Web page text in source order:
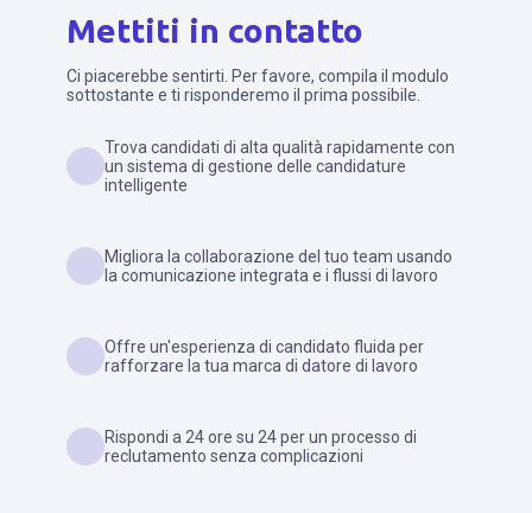
Mettiti in contatto
Ci piacerebbe sentirti. Per favore, compila il modulo
sottostante e ti risponderemo il prima possibile.
Trova candidati di alta qualità rapidamente con
un sistema di gestione delle candidature
intelligente
Migliora la collaborazione del tuo team usando
la comunicazione integrata e i flussi di lavoro
Offre un'esperienza di candidato fluida per
rafforzare la tua marca di datore di lavoro
Rispondi a 24 ore su 24 per un processo di
reclutamento senza complicazioni